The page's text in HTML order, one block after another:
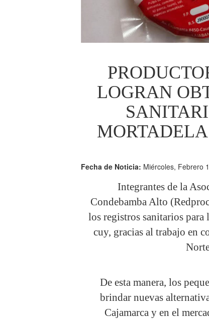
LOGRAN
Fecha de Noticia: Miércoles, Febrero
Integrantes de la
Condebamba Alto
los registros sanitarios
cuy, gracias al trabajo en
De esta manera, los
brindar nuevas
Cajamarca y en el